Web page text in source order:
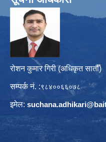
रोशन कुमार गिरी (अधिकृत सातौँ)
सम्पर्क नं. :९८४००६६०७८
इमेल: suchana.adhikari@